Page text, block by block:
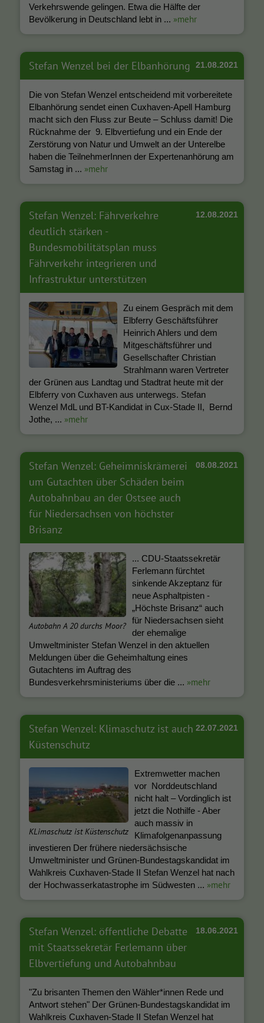
Verkehrswende gelingen. Etwa die Hälfte der
Bevölkerung in Deutschland lebt in ... »mehr
21.08.2021
Stefan Wenzel bei der Elbanhörung
Die von Stefan Wenzel entscheidend mit vorbereitete
Elbanhörung sendet einen Cuxhaven-Apell Hamburg
macht sich den Fluss zur Beute – Schluss damit! Die
Rücknahme der 9. Elbvertiefung und ein Ende der
Zerstörung von Natur und Umwelt an der Unterelbe
haben die TeilnehmerInnen der Expertenanhörung am
Samstag in ... »mehr
12.08.2021
Stefan Wenzel: Fährverkehre
deutlich stärken -
Bundesmobilitätsplan muss
Fährverkehr integrieren und
Infrastruktur unterstützen
Zu einem Gespräch mit dem
Elbferry Geschäftsführer
Heinrich Ahlers und dem
Mitgeschäftsführer und
Gesellschafter Christian
Strahlmann waren Vertreter
der Grünen aus Landtag und Stadtrat heute mit der
Elbferry von Cuxhaven aus unterwegs. Stefan
Wenzel MdL und BT-Kandidat in Cux-Stade II, Bernd
Jothe, ... »mehr
08.08.2021
Stefan Wenzel: Geheimniskrämerei
um Gutachten über Schäden beim
Autobahnbau an der Ostsee auch
für Niedersachsen von höchster
Brisanz
Autobahn A 20 durchs Moor?
... CDU-Staatssekretär
Ferlemann fürchtet
sinkende Akzeptanz für
neue Asphaltpisten -
„Höchste Brisanz“ auch
für Niedersachsen sieht
der ehemalige
Umweltminister Stefan Wenzel in den aktuellen
Meldungen über die Geheimhaltung eines
Gutachtens im Auftrag des
Bundesverkehrsministeriums über die ... »mehr
22.07.2021
Stefan Wenzel: Klimaschutz ist auch
Küstenschutz
KLimaschutz ist Küstenschutz
Extremwetter machen
vor Norddeutschland
nicht halt – Vordinglich ist
jetzt die Nothilfe - Aber
auch massiv in
Klimafolgenanpassung
investieren Der frühere niedersächsische
Umweltminister und Grünen-Bundestagskandidat im
Wahlkreis Cuxhaven-Stade II Stefan Wenzel hat nach
der Hochwasserkatastrophe im Südwesten ... »mehr
18.06.2021
Stefan Wenzel: öffentliche Debatte
mit Staatssekretär Ferlemann über
Elbvertiefung und Autobahnbau
"Zu brisanten Themen den Wähler*innen Rede und
Antwort stehen" Der Grünen-Bundestagskandidat im
Wahlkreis Cuxhaven-Stade II Stefan Wenzel hat